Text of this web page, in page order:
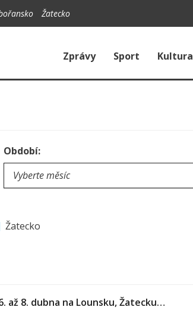
Žatecko
Zprávy Sport Kultura
Období:
Žatecko
až 8. dubna na Lounsku, Žatecku…